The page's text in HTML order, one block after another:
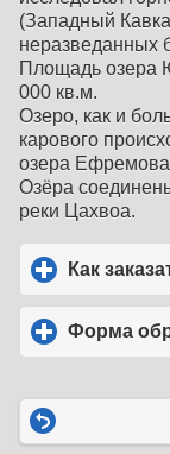
(Западный
неразведанных
Площадь озера
000 кв.м.
Озеро, как и
карового
озера
Озёра
реки Цахвоа.
Как
Форма